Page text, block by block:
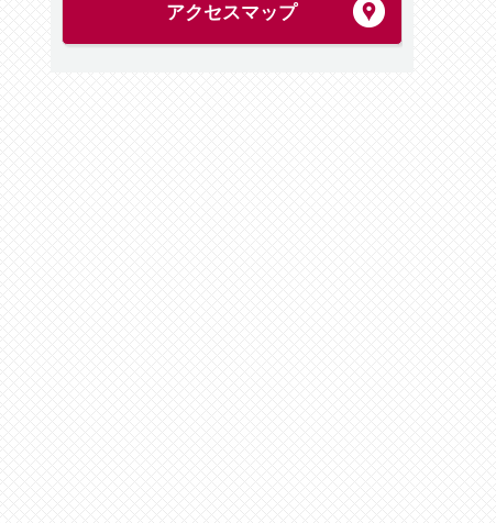
アクセスマップ